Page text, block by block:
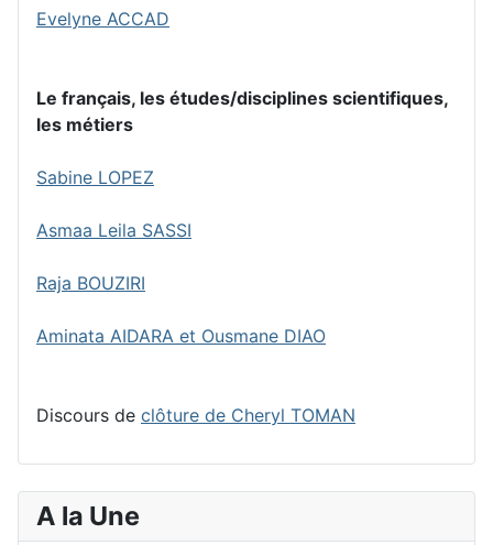
Evelyne ACCAD
Le français, les études/disciplines scientifiques,
les métiers
Sabine LOPEZ
Asmaa Leila SASSI
Raja BOUZIRI
Aminata AIDARA et Ousmane DIAO
Discours de clôture de Cheryl TOMAN
A la Une